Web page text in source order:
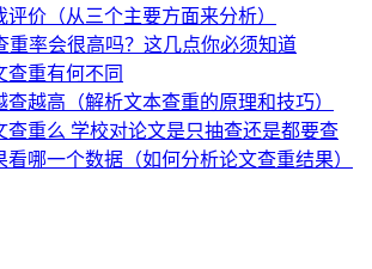
评价（从三个主要方面来分析）
重率会很高吗？这几点你必须知道
查重有何不同
查越高（解析文本查重的原理和技巧）
查重么 学校对论文是只抽查还是都要查
看哪一个数据（如何分析论文查重结果）